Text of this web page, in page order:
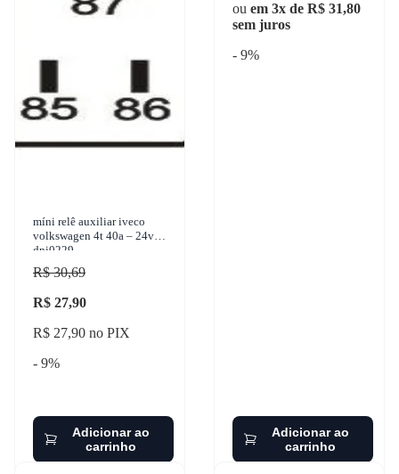
míni relê auxiliar iveco
volkswagen 4t 40a – 24v
dni0229
R$ 30,69
R$ 27,90
R$ 27,90 no PIX
- 9%
Adicionar ao
carrinho
ou em 3x de R$ 31,80
sem juros
- 9%
Adicionar ao
carrinho